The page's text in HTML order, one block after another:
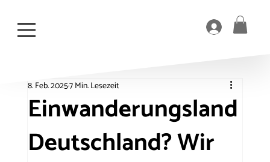
Einwanderungsland
Deutschland? Wir
8. Feb. 20257 Min. Lesezeit